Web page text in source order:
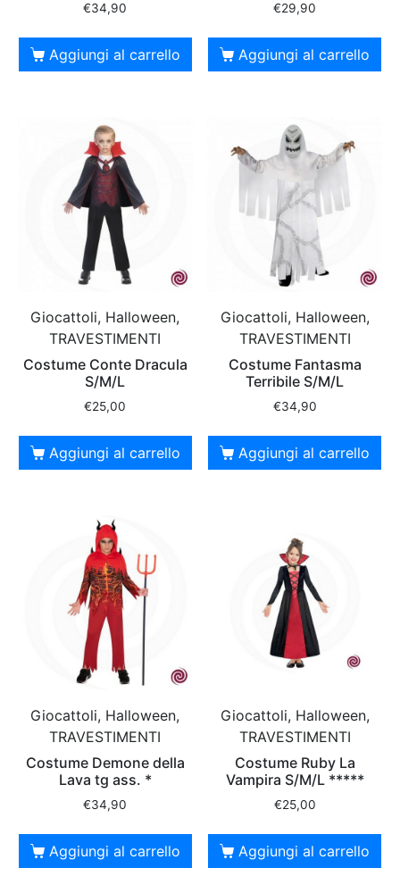
€34,90
Aggiungi al carrello
€29,90
Aggiungi al carrello
Giocattoli, Halloween,
TRAVESTIMENTI
Costume Conte Dracula
S/M/L
€25,00
Aggiungi al carrello
Giocattoli, Halloween,
TRAVESTIMENTI
Costume Fantasma
Terribile S/M/L
€34,90
Aggiungi al carrello
Giocattoli, Halloween,
TRAVESTIMENTI
Costume Demone della
Lava tg ass. *
€34,90
Aggiungi al carrello
Giocattoli, Halloween,
TRAVESTIMENTI
Costume Ruby La
Vampira S/M/L *****
€25,00
Aggiungi al carrello